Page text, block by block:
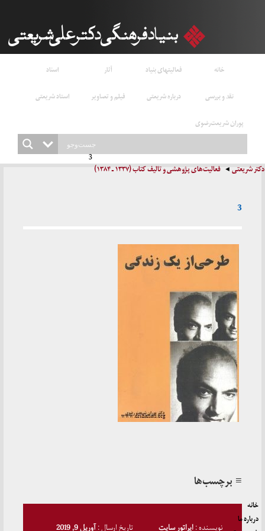
خانه فعالیتهای بنیاد آثار
اسناد
نقد و بررسی
درباره شریعتی فیلم و تصاویر
استاد شریعتی
پوران شریعت‌رضوی
دکتر شریعتی فعالیت‌های پژوهشی و تالیف کتاب (۱۳۳۷ ـ ۱۳۸۴)
3
3
≡ برچسب‌ها
نویسنده :اپراتور سایت تاریخ ارسال :آوریل 9, 2019
خانه
درباره ما